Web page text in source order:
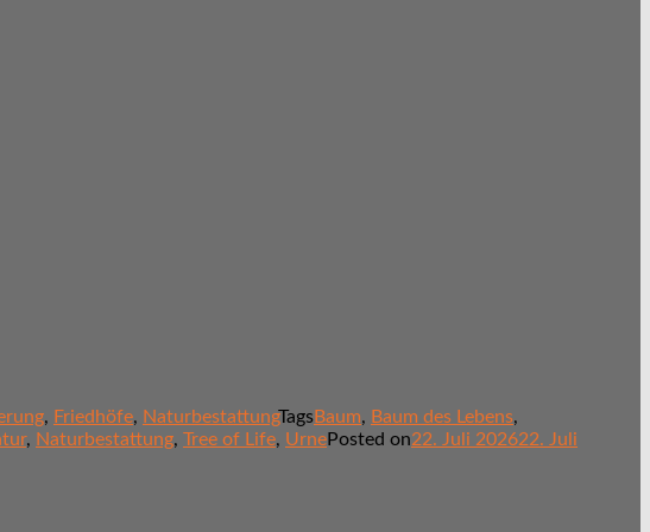
, Friedhöfe, NaturbestattungTagsBaum, Baum des Lebens,
, Naturbestattung, Tree of Life, UrnePosted on22. Juli 202622. Juli